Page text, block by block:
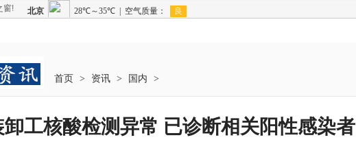
窗!
首页 > 资讯 > 国内 >
工核酸检测异常 已诊断相关阳性感染者